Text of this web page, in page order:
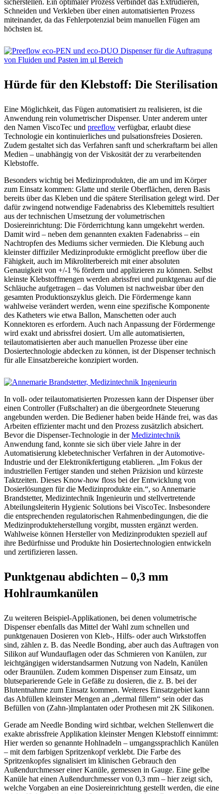
Schneiden und Verkleben über einen automatisierten Prozess
miteinander, da das Fehlerpotenzial beim manuellen Fügen am
höchsten ist.
Hürde für den Klebstoff: Die Sterilisation
Eine Möglichkeit, das Fügen automatisiert zu realisieren, ist die
Anwendung rein volumetrischer Dispenser. Unter anderem unter
den Namen ViscoTec und preeflow verfügbar, erlaubt diese
Technologie ein kontinuierliches und pulsationsfreies Dosieren.
Zudem gestaltet sich das Verfahren sanft und scherkraftarm bei allen
Medien – unabhängig von der Viskosität der zu verarbeitenden
Klebstoffe.
Besonders wichtig bei Medizinprodukten, die am und im Körper
zum Einsatz kommen: Glatte und sterile Oberflächen, deren Basis
bereits über das Kleben und die spätere Sterilisation gelegt wird. Der
dafür zwingend notwendige Fadenabriss des Klebemittels resultiert
aus der technischen Umsetzung der volumetrischen
Dosiereinrichtung: Die Förderrichtung kann umgekehrt werden.
Damit wird – neben dem genannten exakten Fadenabriss – ein
Nachtropfen des Mediums sicher vermieden. Die Klebung auch
kleinster diffiziler Medizinprodukte ermöglicht preeflow über die
Fähigkeit, auch im Mikroliterbereich mit einer absoluten
Genauigkeit von +/-1 % fördern und applizieren zu können. Selbst
kleinste Klebstoffmengen werden abrissfrei und punktgenau auf die
Schläuche aufgetragen – das Volumen ist nachweisbar über den
gesamten Produktionszyklus gleich. Die Fördermenge kann
wahlweise verändert werden, wenn eine spezifische Komponente
des Katheters wie etwa Ballon, Manschetten oder auch
Konnektoren es erfordern. Auch nach Anpassung der Fördermenge
wird exakt und abrissfrei dosiert. Um alle automatisierten,
teilautomatisierten aber auch manuellen Prozesse über eine
Dosiertechnologie abdecken zu können, ist der Dispenser technisch
für alle Einsatzbereiche konzipiert worden.
In voll- oder teilautomatisierten Prozessen kann der Dispenser über
einen Controller (Fußschalter) an die übergeordnete Steuerung
angebunden werden. Die Bediener haben beide Hände frei, was das
Arbeiten effizienter macht und den Prozess zusätzlich absichert.
Bevor die Dispenser-Technologie in derMedizintechnik
Anwendung fand, konnte sie sich über viele Jahre in der
Automatisierung klebetechnischer Verfahren in der Automotive-
Industrie und der Elektronikfertigung etablieren. „Im Fokus der
industriellen Fertiger standen und stehen Präzision und kürzeste
Taktzeiten. Dieses Know-how floss bei der Entwicklung von
Dosierlösungen für die Medizinprodukte ein.“, so Annemarie
Brandstetter, Medizintechnik Ingenieurin und stellvertretende
Abteilungsleiterin Hygienic Solutions bei ViscoTec. Insbesondere
die entsprechenden regulatorischen Rahmenbedingungen, die die
Medizinprodukteherstellung vorgibt, mussten ergänzt werden.
Wahlweise können Hersteller von Medizinprodukten speziell auf
ihre Bedürfnisse und Produkte hin Dosiertechnologien entwickeln
und zertifizieren lassen.
Punktgenau abdichten – 0,3 mm
Hohlraumkanülen
Zu weiteren Beispiel-Applikationen, bei denen volumetrische
Dispenser ebenfalls das Mittel der Wahl zum schnellen und
punktgenauen Dosieren von Kleb-, Hilfs- oder auch Wirkstoffen
sind, zählen z. B. das Needle Bonding, aber auch das Auftragen von
Silikon auf Wundauflagen oder das Schmieren von Kanülen, zur
leichtgängigen widerstandsarmen Nutzung von Nadeln, Kanülen
oder Braunülen. Zudem kommen Dispenser zum Einsatz, um
blutseparierende Gele in Gefäße zu dosieren, die z. B. bei der
Blutentnahme zum Einsatz kommen. Weiteres Einsatzgebiet kann
das Abfüllen kleinster Mengen an „dermal fillern“ sein oder das
Befüllen von (Zahn-)Implantaten oder Prothesen mit 2K Silikonen.
Gerade am Needle Bonding wird sichtbar, welchen Stellenwert die
exakte abrissfreie Applikation kleinster Mengen Klebstoff einnimmt:
Hier werden so genannte Hohlnadeln – umgangssprachlich Kanülen
– mit dem farbigen Spritzenkopf verklebt. Die Farbe des
Spritzenkopfes signalisiert im klinischen Gebrauch den
Außendurchmesser einer Kanüle, gemessen in Gauge. Eine gelbe
Kanüle hat einen Außendurchmesser von 0,3 mm – hier zeigt sich,
welche Vorgaben an eine Dosiereinrichtung gestellt werden, die eine